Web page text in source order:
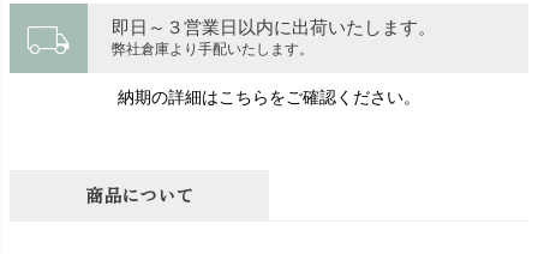
local_shipping 即日～３営業日以内に出荷いたします。
弊社倉庫より手配いたします。
納期の詳細はこちらをご確認ください。
商品について